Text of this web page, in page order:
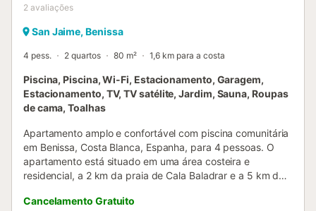
2 avaliações
San Jaime, Benissa
4 pess. 2 quartos 80 m² 1,6 km para a costa
Piscina, Piscina, Wi-Fi, Estacionamento, Garagem,
Estacionamento, TV, TV satélite, Jardim, Sauna, Roupas
de cama, Toalhas
Apartamento amplo e confortável com piscina comunitária
em Benissa, Costa Blanca, Espanha, para 4 pessoas. O
apartamento está situado em uma área costeira e
residencial, a 2 km da praia de Cala Baladrar e a 5 km de
acomodação oferece muita privacidade, um maravilhoso
Cancelamento Gratuito